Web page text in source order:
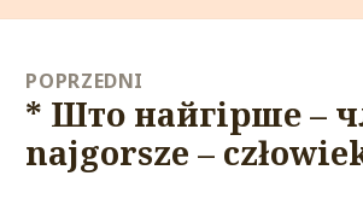
POPRZEDNI
Poprzedni
wpis:
* Што найгірше –
najgorsze –